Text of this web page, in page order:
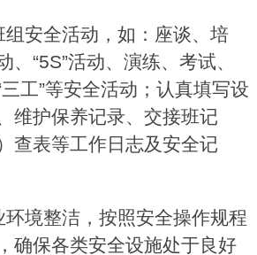
组安全活动，如：座谈、培
、“5S”活动、演练、考试、
工”等安全活动；认真填写设
维护保养记录、交接班记
查表等工作日志及安全记
环境整洁，按照安全操作规程
确保各类安全设施处于良好